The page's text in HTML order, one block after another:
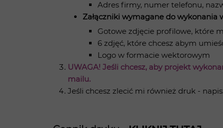
Adres firmy, numer telefonu,
Załączniki wymagane do wykonania
Gotowe zdjęcie profilowe, które
6 zdjęć, które chcesz abym
Logo w formacie wektorowym
UWAGA! Jeśli chcesz, aby projekt
mailu.
Jeśli chcesz zlecić mi również druk -